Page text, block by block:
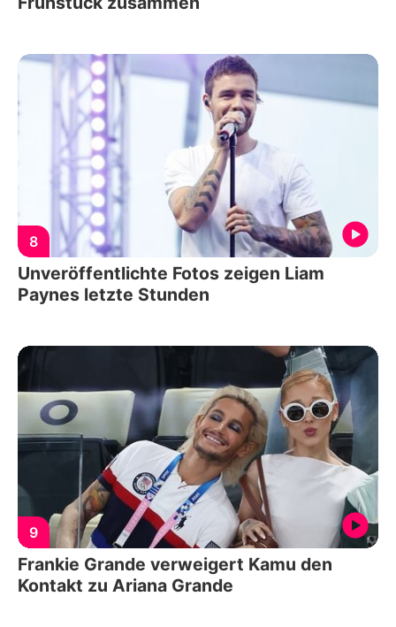
8
Unveröffentlichte Fotos zeigen Liam
Paynes letzte Stunden
9
Frankie Grande verweigert Kamu den
Kontakt zu Ariana Grande